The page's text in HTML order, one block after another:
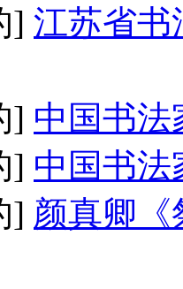
] 江苏省书
] 中国书法
] 中国书法
] 颜真卿《